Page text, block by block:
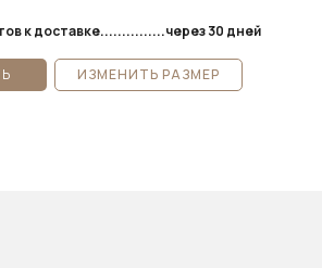
ИЗМЕНИТЬ РАЗМЕР
к доставке...............через 30 дней